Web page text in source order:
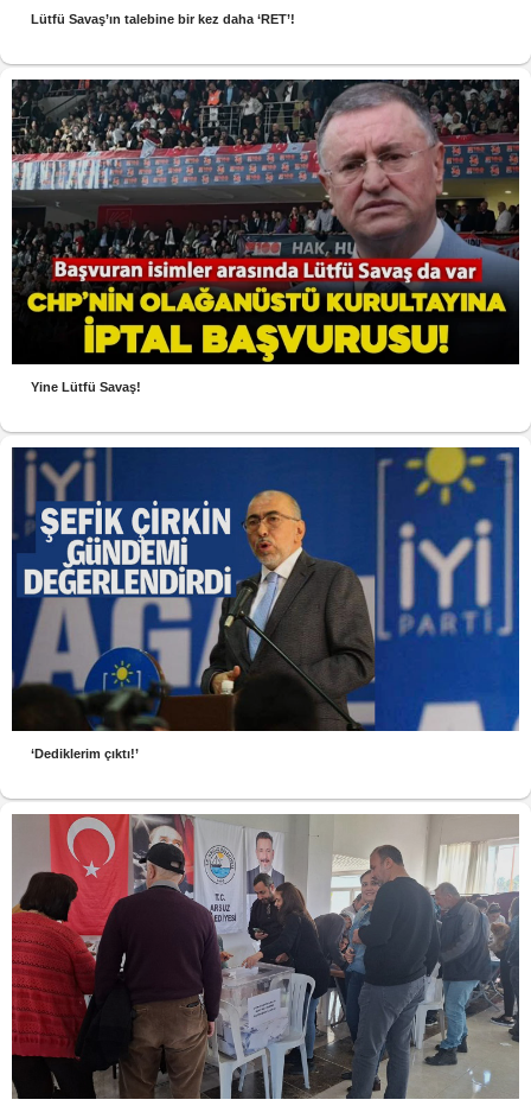
Lütfü Savaş’ın talebine bir kez daha ‘RET’!
Yine Lütfü Savaş!
‘Dediklerim çıktı!’